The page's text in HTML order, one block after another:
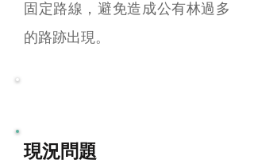
固定路線，避免造成公有林過多
的路跡出現。
現況問題